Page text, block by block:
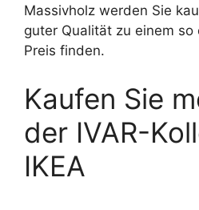
Massivholz werden Sie
guter Qualität zu einem so
Preis finden.
Kaufen Sie
der IVAR-
IKEA